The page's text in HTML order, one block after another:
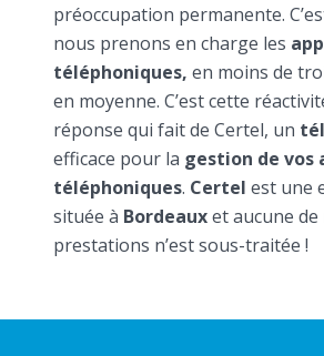
préoccupation permanente.
nous prenons en charge les
téléphoniques, en moins de
en moyenne. C’est cette
réponse qui fait de Certel, un
efficace pour la gestion de vos
téléphoniques. Certel est une
située à Bordeauxet aucune de
prestations n’est sous-traitée !